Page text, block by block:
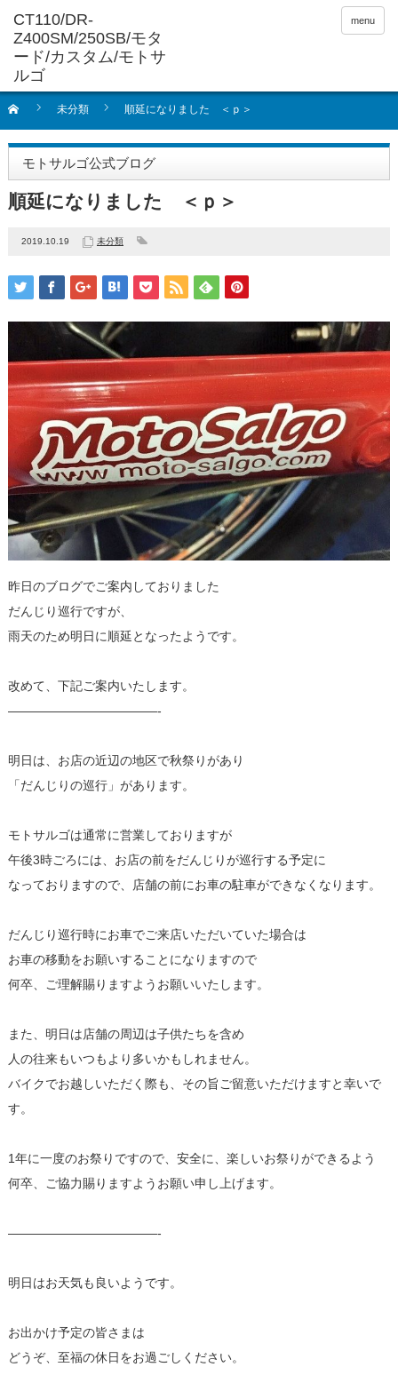
menu
未分類 順延になりました ＜ｐ＞
モトサルゴ公式ブログ
順延になりました ＜ｐ＞
2019.10.19 未分類
昨日のブログでご案内しておりました
だんじり巡行ですが、
雨天のため明日に順延となったようです。
改めて、下記ご案内いたします。
————————————-
明日は、お店の近辺の地区で秋祭りがあり
「だんじりの巡行」があります。
モトサルゴは通常に営業しておりますが
午後3時ごろには、お店の前をだんじりが巡行する予定に
なっておりますので、店舗の前にお車の駐車ができなくなります。
だんじり巡行時にお車でご来店いただいていた場合は
お車の移動をお願いすることになりますので
何卒、ご理解賜りますようお願いいたします。
また、明日は店舗の周辺は子供たちを含め
人の往来もいつもより多いかもしれません。
バイクでお越しいただく際も、その旨ご留意いただけますと幸いで
す。
1年に一度のお祭りですので、安全に、楽しいお祭りができるよう
何卒、ご協力賜りますようお願い申し上げます。
————————————-
明日はお天気も良いようです。
お出かけ予定の皆さまは
どうぞ、至福の休日をお過ごしください。